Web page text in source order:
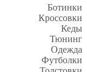
Ботинки
Кроссовки
Кеды
Тюнинг
Одежда
Футболки